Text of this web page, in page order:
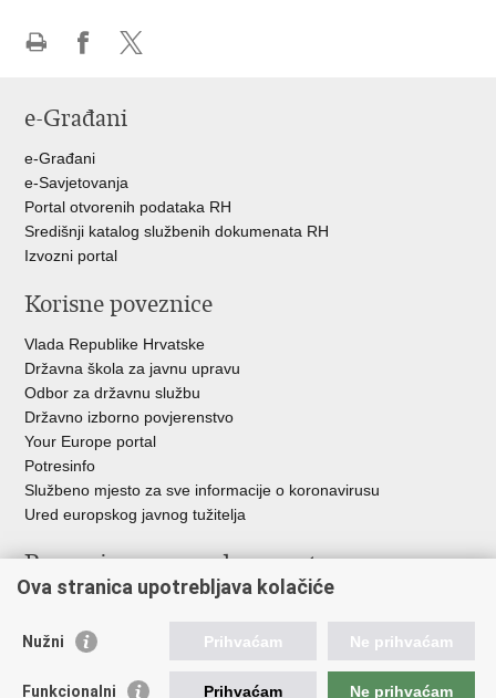
FacebookuTwitteru
e-Građani
e-Građani
e-Savjetovanja
Portal otvorenih podataka RH
Središnji katalog službenih dokumenata RH
Izvozni portal
Korisne poveznice
Vlada Republike Hrvatske
Državna škola za javnu upravu
Odbor za državnu službu
Državno izborno povjerenstvo
Your Europe portal
Potresinfo
Službeno mjesto za sve informacije o koronavirusu
Ured europskog javnog tužitelja
Poveznice pravosudnog sustava
Državno odvjetništvo
Ured za suzbijanje korupcije i organiziranog kriminaliteta
Državno sudbeno vijeće
Ova stranica upotrebljava kolačiće
Nužni Prihvaćam Ne prihvaćam
Funkcionalni Prihvaćam Ne prihvaćam